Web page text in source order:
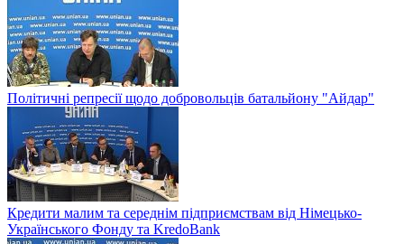
Політичні репресії щодо добровольців батальйону "Айдар"
Кредити малим та середнім підприємствам від Німецько-
Українського Фонду та KredoBank